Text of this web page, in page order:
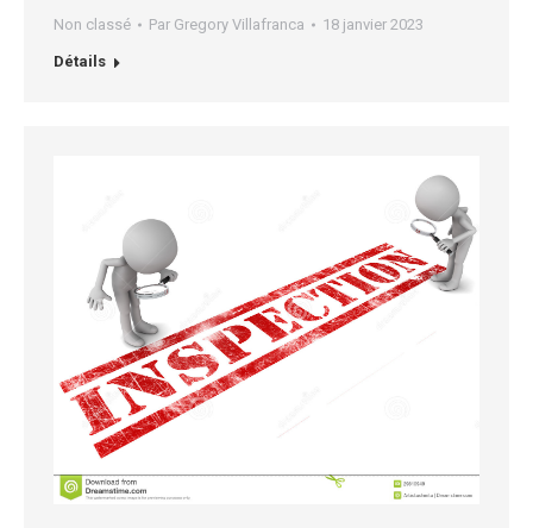
Non classé Par Gregory Villafranca 18 janvier 2023
Détails